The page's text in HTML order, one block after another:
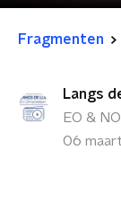
Fragmenten
Langs
EO &
06